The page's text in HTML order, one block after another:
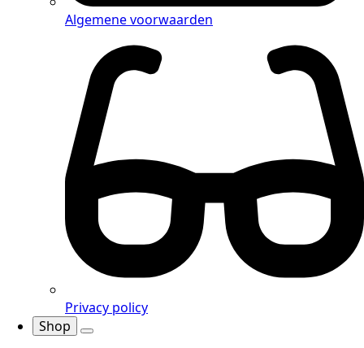
Algemene voorwaarden
Privacy policy
Shop